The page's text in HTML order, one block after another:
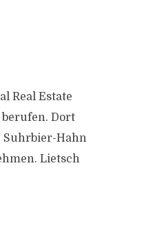
Real Estate
Dort
Suhrbier-Hahn
Lietsch